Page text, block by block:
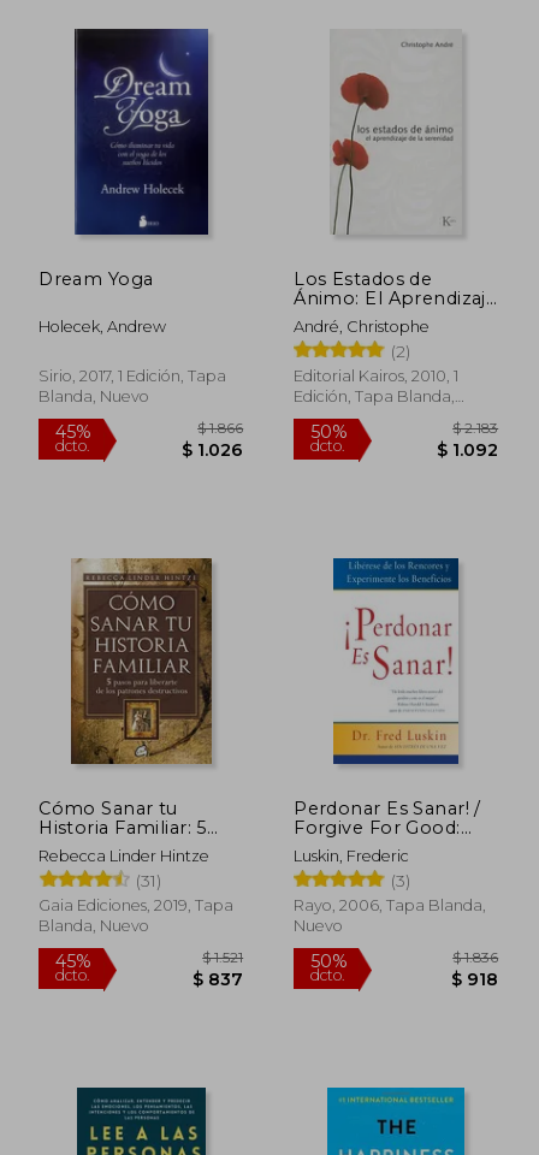
Dream Yoga
Holecek, Andrew
Sirio, 2017, 1 Edición, Tapa
Blanda, Nuevo
Los Estados de
Ánimo: El Aprendizaje
de la Serenidad
André, Christophe
(2)
Editorial Kairos, 2010, 1
Edición, Tapa Blanda,
Nuevo
Cómo Sanar tu
Historia Familiar: 5
Pasos Para Liberarte
de los Patrones
Destructivos
Rebecca Linder Hintze
(31)
Gaia Ediciones, 2019, Tapa
Blanda, Nuevo
Perdonar Es Sanar! /
Forgive For Good:
Liberese De Los
Rencores Y
Experimente Los
Beneficios / A Proven
Prescription For
Happiness
Luskin, Frederic
(3)
Rayo, 2006, Tapa Blanda,
Nuevo